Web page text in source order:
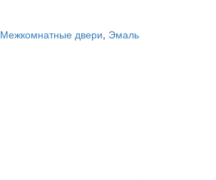
Межкомнатные двери, Эмаль